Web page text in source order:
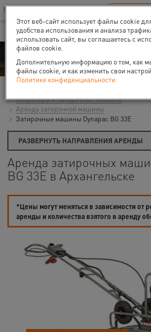
Ваш город:Архангельск
В Вашем регионе нет наших офисов
Аренда
Вибраторы и затирочные машины
Аренда затирочной машины
Затирочные машины Dynapac BG 33E
РАЗВЕРНУТЬ НАПРАВЛЕНИЯ АРЕНДЫ
Аренда затирочных
BG 33E в Архангельске
*Цены могут меняться в зависимости от
аренды и количества взятого в аренду
Этот веб-сайт использует файлы cookie
удобства использования и анализа
использовать сайт, вы соглашаетесь с
файлов cookie.
Дополнительную информацию о том, как
файлы cookie, и как изменить свои
Политике конфиденциальности